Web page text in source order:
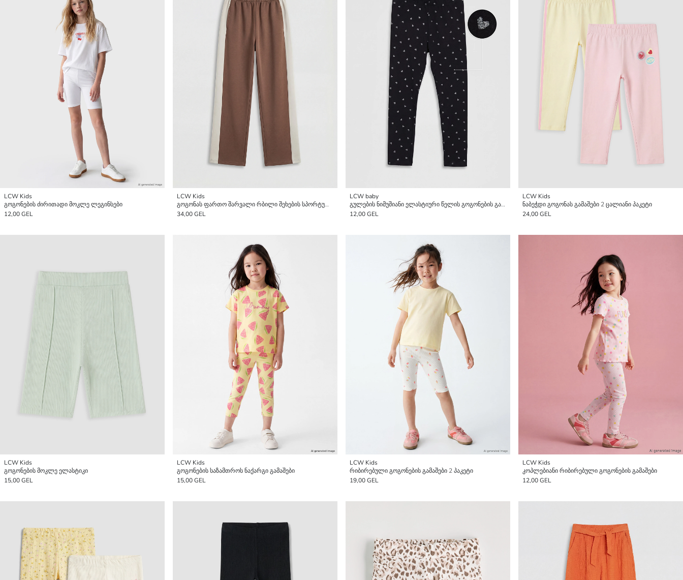
LCW Kids
გოგონების ძირითადი მოკლე ლეგინსები
12,00 GEL
LCW Kids
გოგონას ფართო შარვალი რბილი შეხების სპორტული შარვალი
34,00 GEL
LCW baby
გულების ნიმუშიანი ელასტიური წელის გოგონების გამაშები
12,00 GEL
LCW Kids
ნაბეჭდი გოგონას გამაშები 2 ცალიანი პაკეტი
24,00 GEL
LCW Kids
გოგონების მოკლე ელასტიკი
15,00 GEL
LCW Kids
გოგონების საზამთროს ნაქარგი გამაშები
15,00 GEL
LCW Kids
რიბირებული გოგონების გამაშები 2 პაკეტი
19,00 GEL
LCW Kids
კოპლებიანი რიბირებული გოგონების გამაშები
12,00 GEL